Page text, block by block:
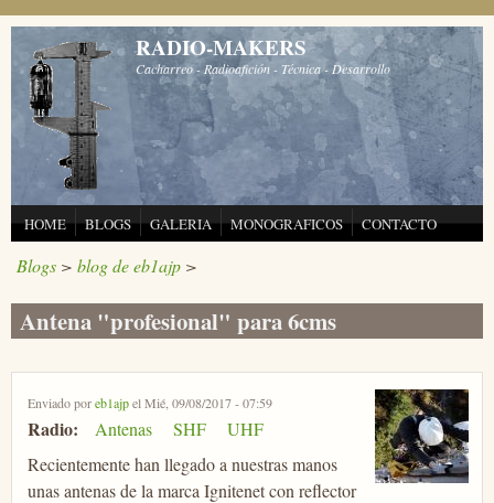
Pasar al contenido principal
RADIO-MAKERS
Cacharreo - Radioafición - Técnica - Desarrollo
HOME BLOGS GALERIA MONOGRAFICOS CONTACTO
Blogs > blog de eb1ajp >
Antena "profesional" para 6cms
Enviado poreb1ajpel Mié, 09/08/2017 - 07:59
Radio: Antenas SHF
UHF
Recientemente han llegado a nuestras manos
unas antenas de la marca Ignitenet con reflector